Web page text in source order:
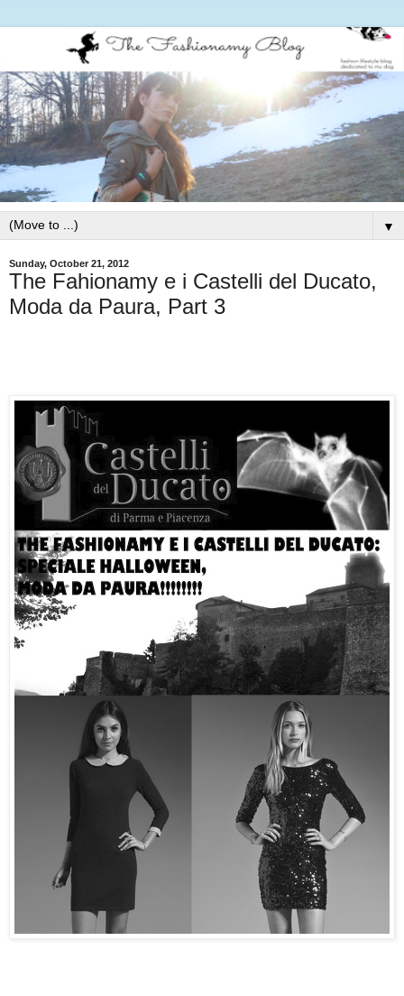
▼
Sunday, October 21, 2012
The Fahionamy e i Castelli del Ducato,
Moda da Paura, Part 3